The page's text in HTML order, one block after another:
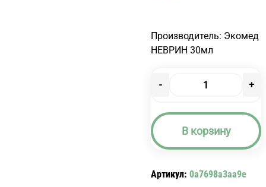
Производитель: Экомед
НЕВРИН 30мл
-
НЕВРИН
30МЛ
+
В корзину
Артикул: 0a7698a3aa9e